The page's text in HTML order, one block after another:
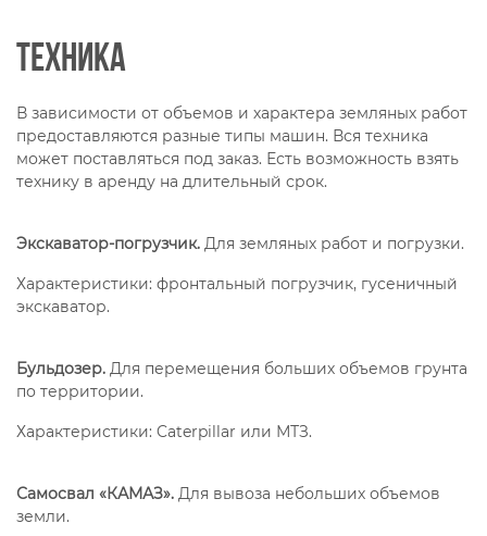
Техника
В зависимости от объемов и характера земляных работ
предоставляются разные типы машин. Вся техника
может поставляться под заказ. Есть возможность взять
технику в аренду на длительный срок.
Экскаватор-погрузчик. Для земляных работ и погрузки.
Характеристики: фронтальный погрузчик, гусеничный
экскаватор.
Бульдозер. Для перемещения больших объемов грунта
по территории.
Характеристики: Caterpillar или МТЗ.
Самосвал «КАМАЗ». Для вывоза небольших объемов
земли.